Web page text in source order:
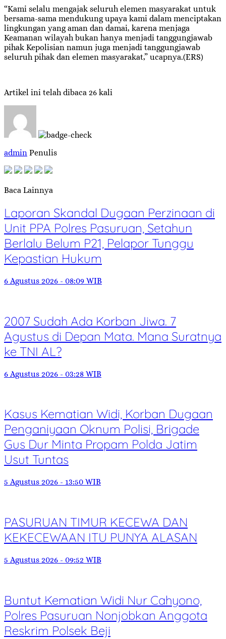
“Kami selalu mengajak seluruh elemen masyarakat untuk
bersama-sama mendukung upaya kami dalam menciptakan
lingkungan yang aman dan damai, karena menjaga
Keamanan wilayah bukan hanya menjadi tanggungjawab
pihak Kepolisian namun juga menjadi tanggungjawab
seluruh pihak dan elemen masyarakat,” ucapnya.(ERS)
Artikel ini telah dibaca 26 kali
admin Penulis
Baca Lainnya
Laporan Skandal Dugaan Perzinaan di
Unit PPA Polres Pasuruan, Setahun
Berlalu Belum P21, Pelapor Tunggu
Kepastian Hukum
6 Agustus 2026 - 08:09 WIB
2007 Sudah Ada Korban Jiwa. 7
Agustus di Depan Mata. Mana Suratnya
ke TNI AL?
6 Agustus 2026 - 03:28 WIB
Kasus Kematian Widi, Korban Dugaan
Penganiyaan Oknum Polisi, Brigade
Gus Dur Minta Propam Polda Jatim
Usut Tuntas
5 Agustus 2026 - 13:50 WIB
PASURUAN TIMUR KECEWA DAN
KEKECEWAAN ITU PUNYA ALASAN
5 Agustus 2026 - 09:52 WIB
Buntut Kematian Widi Nur Cahyono,
Polres Pasuruan Nonjobkan Anggota
Reskrim Polsek Beji